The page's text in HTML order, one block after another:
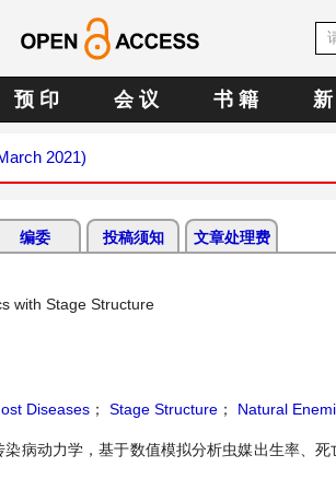
预 印 会 议 书 籍 新
2021)
编委 投稿须知 文章处理费
with Stage Structure
Diseases ； Stage Structure ； Natural
病动力学，基于数值模拟分析虫媒出生率、